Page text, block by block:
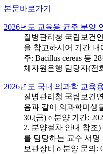
본문바로가기
2026년도 교육용 균주 분양
질병관리청 국립보건
을 참고하시어 기간 내
주: Bacillus cereus 등
체자원은행 담당자(전
2026년도 국내 의과학 교육
질병관리청 국립보건
음과 같이 의과학미생
30.(금) o 분양 기간:
2. 분양절차 안내 참조
를 담당하는 교수 서
보관장비 o 분양 문의: